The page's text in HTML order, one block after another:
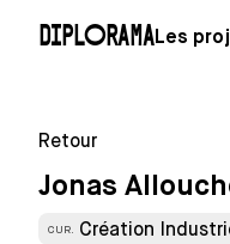
DiploramaLes
Retour
Jonas
CUR. Création